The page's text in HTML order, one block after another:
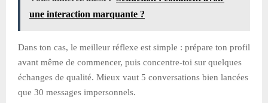
une interaction marquante ?
Dans ton cas, le meilleur réflexe est simple : prépare ton profil
avant même de commencer, puis concentre-toi sur quelques
échanges de qualité. Mieux vaut 5 conversations bien lancées
que 30 messages impersonnels.